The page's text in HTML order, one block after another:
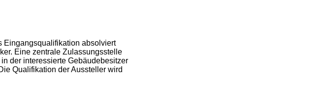
Eingangsqualifikation absolviert
Eine zentrale Zulassungsstelle
der interessierte Gebäudebesitzer
Qualifikation der Aussteller wird